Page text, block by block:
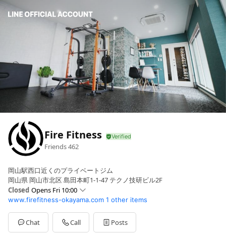
Fire Fitness
Friends462
岡山駅西口近くのプライベートジム
岡山県 岡山市北区 島田本町1-1-47 テクノ技研ビル2F
Closed Opens Fri 10:00
Sun10:00 - 22:00
Mon10:00 - 22:00
Tue10:00 - 22:00
Wed10:00 - 22:00
www.firefitness-okayama.com 1 other items
Chat Call Posts